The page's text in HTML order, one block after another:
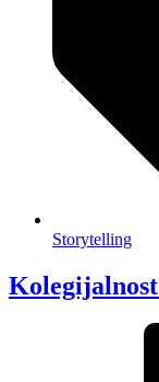
Storytelling